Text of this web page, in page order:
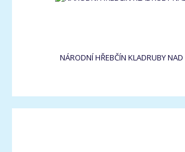
NÁRODNÍ HŘEBČÍN KLADRUBY NAD